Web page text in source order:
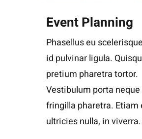
Event Planning
Phasellus eu
id pulvinar ligula.
pretium pharetra tortor.
Vestibulum porta
fringilla pharetra. Etiam
ultricies nulla, in viverra.